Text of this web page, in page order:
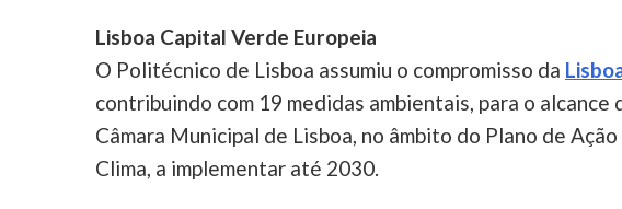
Lisboa Capital Verde Europeia
O Politécnico de Lisboa assumiu o compromisso da
contribuindo com 19 medidas ambientais, para o
Câmara Municipal de Lisboa, no âmbito do Plano de
Clima, a implementar até 2030.